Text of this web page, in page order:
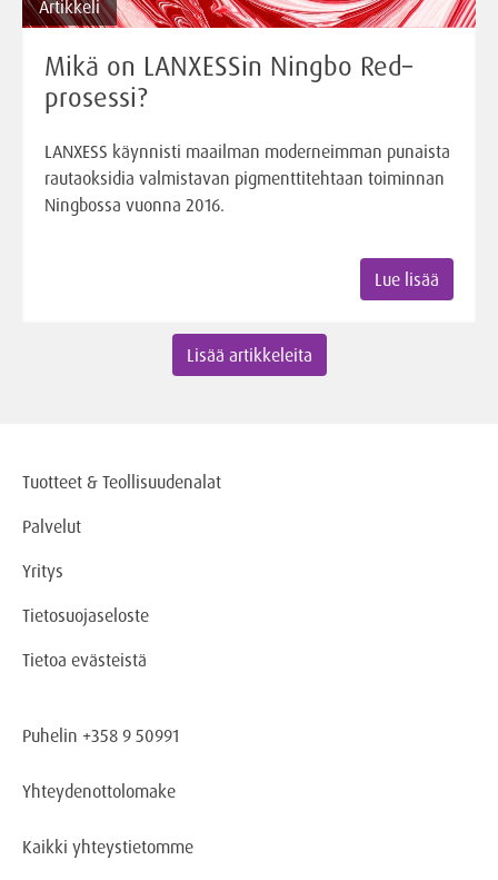
Artikkeli
Mikä on LANXESSin Ningbo Red–
prosessi?
LANXESS käynnisti maailman moderneimman punaista
rautaoksidia valmistavan pigmenttitehtaan toiminnan
Ningbossa vuonna 2016.
Lue lisää
Lisää artikkeleita
Tuotteet & Teollisuudenalat
Palvelut
Yritys
Tietosuojaseloste
Tietoa evästeistä
Puhelin +358 9 50991
Yhteydenottolomake
Kaikki yhteystietomme